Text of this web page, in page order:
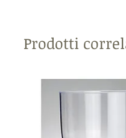
Prodotti